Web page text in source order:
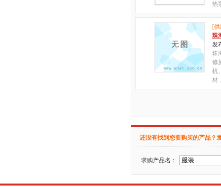
热
[
珠
发
珠
修
机
材
还没有找到您要购买的产品？
求购产品名：